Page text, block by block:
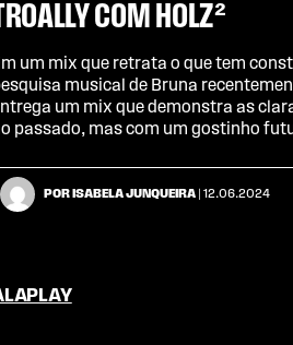
COM HOLZ²
um mix que retrata o que tem
musical de Bruna
um mix que demonstra as
passado, mas com um gostinho
POR ISABELA JUNQUEIRA | 12.06.2024